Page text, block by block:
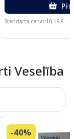
Standarta cena: 10.19 €
Veselība
-40%